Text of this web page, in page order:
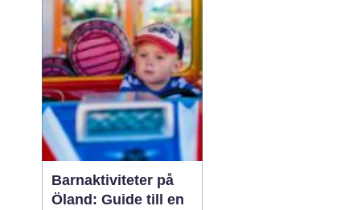
ekonomi och livskvalitet.
När fler söker sig mot
nat...
Barnaktiviteter på
Öland: Guide till en